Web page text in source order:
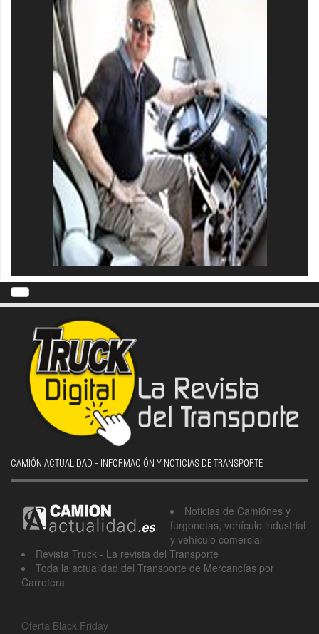
CAMIÓN ACTUALIDAD - INFORMACIÓN Y NOTICIAS DE TRANSPORTE
Noticias de Camiónes y
furgonetas, vehículo industrial
y vehículo comercial
Revista Truck - La revista del Transporte
Toda la actualidad del Transporte de Mercancías por
Carretera
Oferta Black Friday